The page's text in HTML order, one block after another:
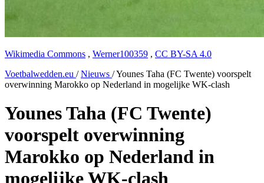
Wikimedia Commons , Werner100359 , CC BY-SA 4.0
Voetbalwedden.eu / Nieuws /Younes Taha (FC Twente) voorspelt
overwinning Marokko op Nederland in mogelijke WK-clash
Younes Taha (FC Twente)
voorspelt overwinning
Marokko op Nederland in
mogelijke WK-clash